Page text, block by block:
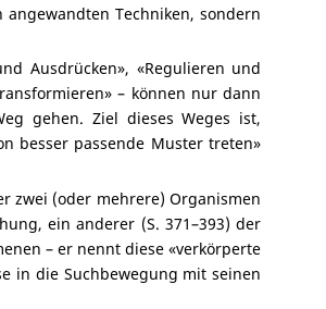
Techniken, sondern
Ausdrücken», «Regulieren und
– können nur dann
gehen. Ziel dieses Weges ist,
besser passende Muster treten»
zwei (oder mehrere) Organismen
ein anderer (S. 371–393) der
– er nennt diese «verkörperte
in die Suchbewegung mit seinen